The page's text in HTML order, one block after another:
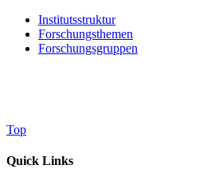
Institutsstruktur
Forschungsthemen
Forschungsgruppen
Top
Quick Links